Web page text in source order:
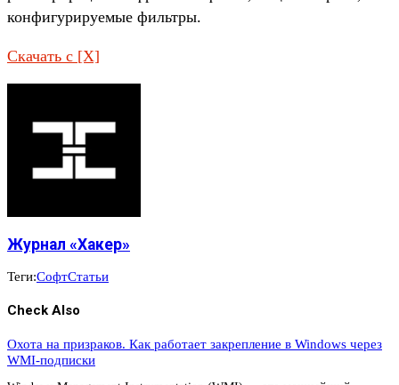
конфигурируемые фильтры.
Скачать с [X]
Журнал «Хакер»
Теги:СофтСтатьи
Check Also
Охота на призраков. Как работает закрепление в Windows через
WMI-подписки